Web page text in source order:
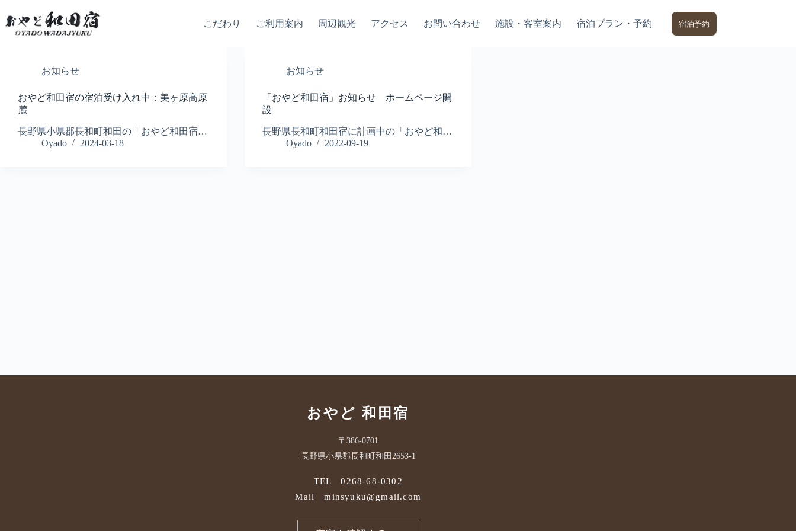
ン
テ
こだわり ご利用案内 周辺観光 アクセス お問い合わせ 施設・客室案内 宿泊プラン・予約 宿泊予約
お知らせ
おやど和田宿の宿泊受け入れ中：美ヶ原高原
麓
長野県小県郡長和町和田の「おやど和田宿…
Oyado
2024-03-18
お知らせ
「おやど和田宿」お知らせ ホームページ開
設
長野県長和町和田宿に計画中の「おやど和…
Oyado
2022-09-19
おやど 和田宿
〒386-0701
長野県小県郡長和町和田2653-1
TEL 0268-68-0302
Mail minsyuku@gmail.com